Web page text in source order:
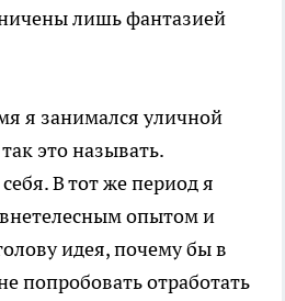
лишь фантазией
я занимался уличной
это называть.
В тот же период я
опытом и
идея, почему бы в
попробовать отработать